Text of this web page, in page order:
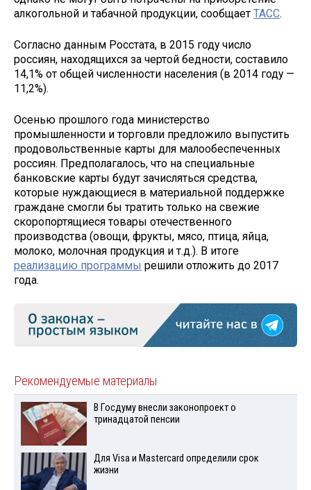
алкогольной и табачной продукции, сообщает ТАСС.
Согласно данным Росстата, в 2015 году число
россиян, находящихся за чертой бедности, составило
14,1% от общей численности населения (в 2014 году —
11,2%).
Осенью прошлого года министерство
промышленности и торговли предложило выпустить
продовольственные карты для малообеспеченных
россиян. Предполагалось, что на специальные
банковские карты будут зачисляться средства,
которые нуждающиеся в материальной поддержке
граждане смогли бы тратить только на свежие
скоропортящиеся товары отечественного
производства (овощи, фрукты, мясо, птица, яйца,
молоко, молочная продукция и т.д.). В итоге
реализацию программы решили отложить до 2017
года.
Рекомендуемые материалы
В Госдуму внесли законопроект о
тринадцатой пенсии
Для Visа и Mastercard определили срок
жизни